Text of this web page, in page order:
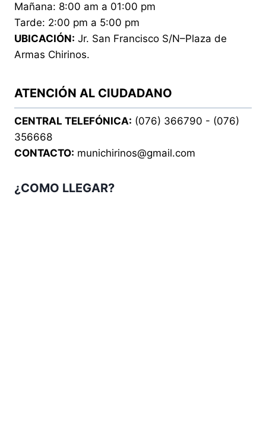
Mañana: 8:00 am a 01:00 pm
Tarde: 2:00 pm a 5:00 pm
UBICACIÓN: Jr. San Francisco S/N–Plaza de
Armas Chirinos.
ATENCIÓN AL CIUDADANO
CENTRAL TELEFÓNICA: (076) 366790 - (076)
356668
CONTACTO: munichirinos@gmail.com
¿COMO LLEGAR?